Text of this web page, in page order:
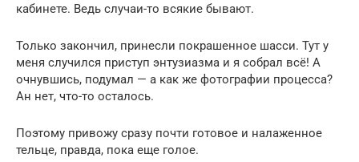
кабинете. Ведь случаи-то всякие бывают.
Только закончил, принесли покрашенное шасси. Тут у
меня случился приступ энтузиазма и я собрал всё! А
очнувшись, подумал — а как же фотографии процесса?
Ан нет, что-то осталось.
Поэтому привожу сразу почти готовое и налаженное
тельце, правда, пока еще голое.